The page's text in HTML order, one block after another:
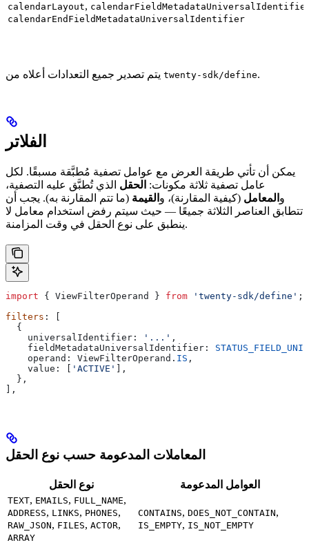
calendarLayout,
calendarEndFieldMetadataUniversalIdentifier
twenty-sdk/define.
الفلاتر
يمكن أن تأتي طريقة العرض مع عوامل تصفية مُطبَّقة مسبقًا. لكل
عامل تصفية ثلاثة مكونات: الحقل الذي تُطبَّق عليه التصفية،
و المعامل (كيفية المقارنة)، و القيمة (ما تتم المقارنة به). يجب أن
تتطابق العناصر الثلاثة جميعًا — حيث سيتم رفض استخدام معامل لا
ينطبق على نوع الحقل في وقت المزامنة.
import { ViewFilterOperand } from 'twenty-sdk/define' ;
filters : [
  {
    universalIdentifier:
'...' ,
    fieldMetadataUniversalIdentifier:
    operand:
ViewFilterOperand . IS ,
    value:
'ACTIVE'
],
  },
],
المعاملات المدعومة حسب نوع الحقل
نوع الحقل العوامل المدعومة
TEXT, EMAILS, FULL_NAME,
ADDRESS, LINKS, PHONES,
RAW_JSON, FILES, ACTOR,
ARRAY
CONTAINS, DOES_NOT_CONTAIN,
IS_EMPTY, IS_NOT_EMPTY